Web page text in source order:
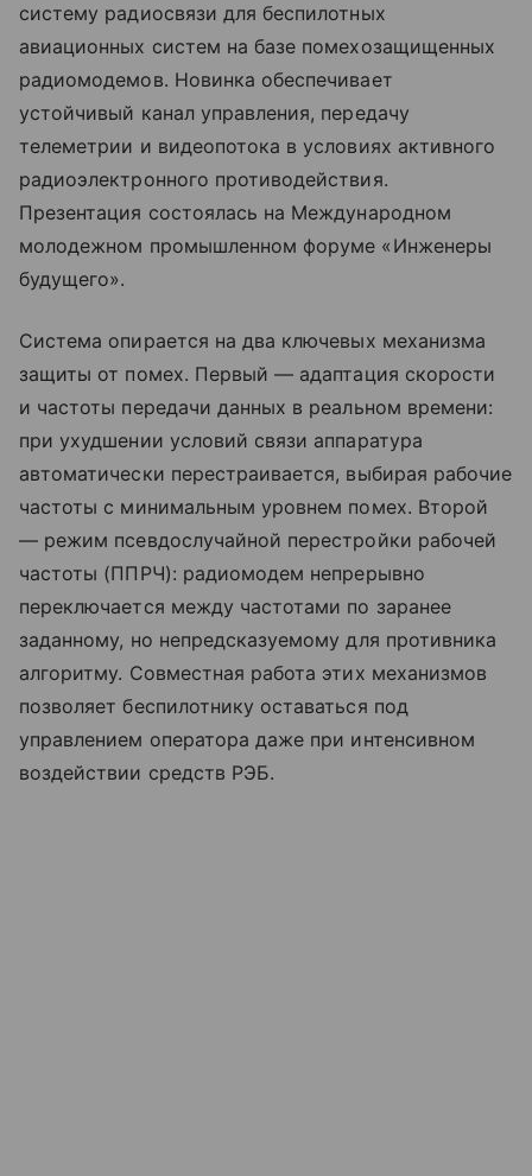
систему радиосвязи для беспилотных
авиационных систем на базе помехозащищенных
радиомодемов. Новинка обеспечивает
устойчивый канал управления, передачу
телеметрии и видеопотока в условиях активного
радиоэлектронного противодействия.
Презентация состоялась на Международном
молодежном промышленном форуме «Инженеры
будущего».
Система опирается на два ключевых механизма
защиты от помех. Первый — адаптация скорости
и частоты передачи данных в реальном времени:
при ухудшении условий связи аппаратура
автоматически перестраивается, выбирая рабочие
частоты с минимальным уровнем помех. Второй
— режим псевдослучайной перестройки рабочей
частоты (ППРЧ): радиомодем непрерывно
переключается между частотами по заранее
заданному, но непредсказуемому для противника
алгоритму. Совместная работа этих механизмов
позволяет беспилотнику оставаться под
управлением оператора даже при интенсивном
воздействии средств РЭБ.